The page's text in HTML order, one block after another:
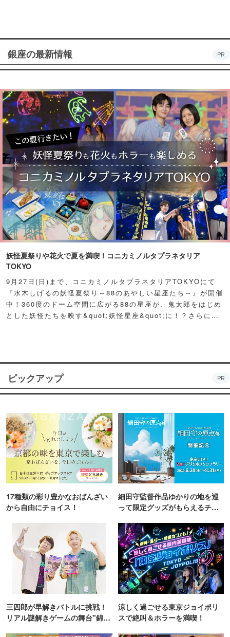
銀座の最新情報 PR
妖怪夏祭りや花火で夏を満喫！コニカミノルタプラネタリア
TOKYO
9月27日(日)まで、コニカミノルタプラネタリアTOKYOにて
『水木しげるの妖怪夏祭り～88のあやしい星座たち～』が開催
中！360度のドーム空間に広がる88の星座が、鬼太郎をはじめ
とした妖怪たちを映す&quot;妖怪星座&quot;に！？さらに例
ピックアップ PR
17種類の彩り豊かなおばんざい
から自由にチョイス！
細田守監督作品ゆかりの地を巡
って限定グッズがもらえるチャ
三四郎が早解きバトルに挑戦！
リアル謎解きゲームの舞台"錦糸
涼しく過ごせる東京ジョイポリ
スで絶叫＆ホラーを満喫！